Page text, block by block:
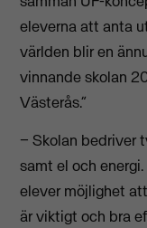
eleverna att anta
världen blir en
vinnande skolan
Västerås.”
− Skolan bedriver
samt el och
elever möjlighet
är viktigt och bra